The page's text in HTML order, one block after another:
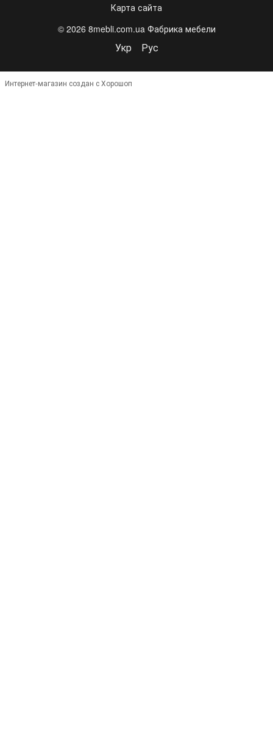
Карта сайта
© 2026 8mebli.com.ua Фабрика мебели
Укр Рус
Интернет-магазин создан с Хорошоп